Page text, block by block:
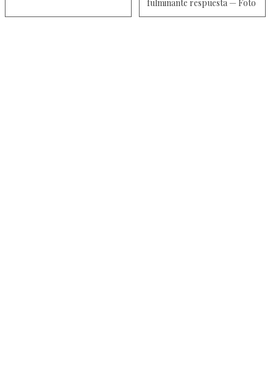
fulminante respuesta — Foto